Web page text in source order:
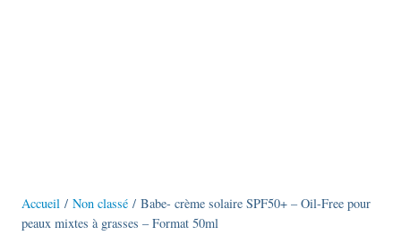
Accueil / Non classé / Babe- crème solaire SPF50+ – Oil-Free pour
peaux mixtes à grasses – Format 50ml